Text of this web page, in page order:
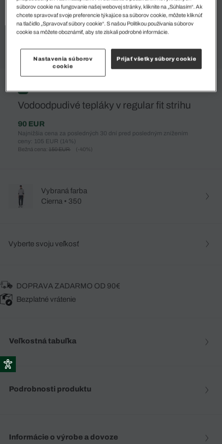
%
Vodoodpudivé tepláky v regular fit strihu
90 EUR
Najnižšia cena za posledných 30 dní pred posledným znížením
ceny: 105 EUR (14%)
Bežná cena: 150 EUR (-40%)
Vybraná farba
Cierna • 350
Vyberte svoju veľkosť
DOPRAVA ZADARMO OD 90€
Bezplatné vrátenie
Veľkostná tabuľka
Podrobnosti produktu
Informácie o výrobe a dovoze
súborov cookie na fungovanie našej webovej stránky, kliknite na „Súhlasím“. Ak
chcete spravovať svoje preferencie týkajúce sa súborov cookie, môžete kliknúť
na tlačidlo „Spravovať súbory cookie“. S našou Politikou používania súborov
cookie sa môžete oboznámiť, aby ste získali podrobné informácie.
Nastavenia súborov
cookie
Prijať všetky súbory cookie